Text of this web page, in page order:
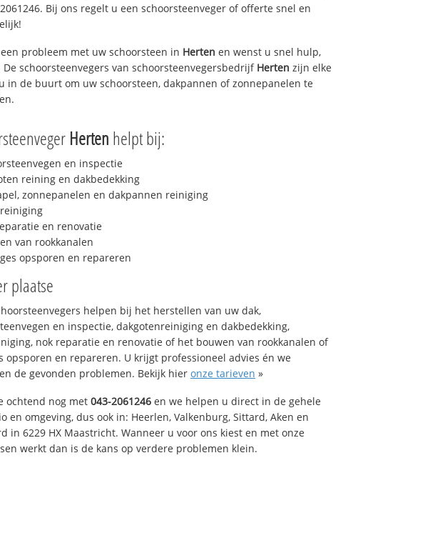
Bij ons regelt u een schoorsteenveger of offerte snel en
probleem met uw schoorsteen in Herten en wenst u snel hulp,
De schoorsteenvegers van schoorsteenvegersbedrijf Herten zijn elke
in de buurt om uw schoorsteen, dakpannen of zonnepanelen te
Herten helpt bij:
en inspectie
reining en dakbedekking
zonnepanelen en dakpannen reiniging
en renovatie
van rookkanalen
opsporen en repareren
plaatse
helpen bij het herstellen van uw dak,
en inspectie, dakgotenreiniging en dakbedekking,
nok reparatie en renovatie of het bouwen van rookkanalen of
opsporen en repareren. U krijgt professioneel advies én we
de gevonden problemen. Bekijk hier onze tarieven »
ochtend nog met 043-2061246 en we helpen u direct in de gehele
en omgeving, dus ook in: Heerlen, Valkenburg, Sittard, Aken en
in 6229 HX Maastricht. Wanneer u voor ons kiest en met onze
werkt dan is de kans op verdere problemen klein.